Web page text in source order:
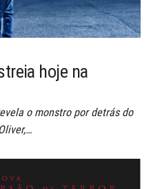
hoje na
o monstro por detrás do